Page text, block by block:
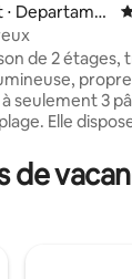
de 152
Departame
de 2 étages,
seulement 3
Elle
lits superposés.
de bain en
d'un arc de